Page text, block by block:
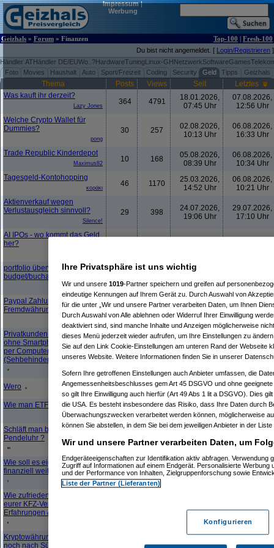
Impressum|
Werbung
Geizhals » Forum » Finanzen Top-100 | Fresh-100
Du bist nicht angemeldet. [ Login/Registrieren ]
Händler ATHändler DE/EUWo..?HardwareTuningLinux-GHNetzwerkSoftwareGames
Foto
Movies Haushalt Auto Sport/Freizeit Coding Security Geld Tipps Geizhals
Thema Posts Views Seit
Letztes
Was kauft ihr derzeit?
Lazy Jones 364 4791
18.01.2026,
07:45 Uhr
07.08.2026,
12:56 Uhr
Welche Crypto Wallet für
Dummies?
pong
30 257
02.08.2026,
10:13 Uhr
06.08.2026,
16:33 Uhr
Trade Republic Kinderdepot
Maximus82 10 168
05.08.2026,
08:39 Uhr
06.08.2026,
10:34 Uhr
Tagesgeld-Kontohopping
κοράκι 46 1170
25.03.2026,
14:52 Uhr
06.08.2026,
10:21 Uhr
Aktienverkauf wegen
Verlustausgleich sinnvoll?
Silence!
29 398
24.07.2026,
19:06 Uhr
29.07.2026,
17:10 Uhr
AI IPOs - wo kommt das Geld
her?
portfolio überwachen +
budget/buchaltung
redfly
09.07.2026,
22:50 Uhr
13:01 Uhr
Paypal Zahlung in
Fremdwährung empfangen
12
23.06.2026,
14:14 Uhr
10.07.2026,
21:48 Uhr
Privatkunden Onlinebanking
ohne Smartphone App, nur
per Computer?
(Sehbehinderung)
41 1188
08.04.2026,
19:31 Uhr
10.07.2026,
21:43 Uhr
Wero my_nick_name 61 1814
16.09.2025,
20:31 Uhr
10.07.2026,
21:33 Uhr
Wie man ETFs ausnimmt
kaufinator1 176 2560
22.05.2026,
08:26 Uhr
08.07.2026,
10:00 Uhr
Schläft man bei CC in der
Pendeluhr ?
26 572
09:18 Uhr
08:16 Uhr
Wie soll es eigentlich
finanziell weitergehen?
novate
91 1167
05.06.2026,
22:08 Uhr
17.06.2026,
19:02 Uhr
Wie zufrieden seid ihr mit
eurer KFZ-Versicherung?
Erfahrungen & Tipps
Kryptowährungen es geht nur
noch nach Süden
05.06.2026,
11.06.2026,
Ihre Privatsphäre ist uns wichtig
Wir und unsere 1019-Partner speichern und greifen auf
eindeutige Kennungen auf Ihrem Gerät zu. Durch Auswahl von
für die unter „Wir und unsere Partner verarbeiten Daten, um Ihnen
Durch Auswahl von Alle ablehnen oder Widerruf Ihrer Einwilligung
deaktiviert sind, sind manche Inhalte und Anzeigen möglicherweise
dieses Menü jederzeit wieder aufrufen, um Ihre Einstellungen zu
Sie auf den Link Cookie-Einstellungen am unteren Rand der Webseite
unseres Website. Weitere Informationen finden Sie in unserer
Sofern Ihre getroffenen Einstellungen auch Anbieter umfassen, die
Angemessenheitsbeschlusses gem Art 45 DSGVO und ohne
so gilt Ihre Einwilligung auch hierfür (Art 49 Abs 1 lit a DSGVO). Dies
die USA. Es besteht insbesondere das Risiko, dass Ihre Daten durch
Überwachungszwecken verarbeitet werden können, möglicherweise
können Sie abstellen, in dem Sie bei dem jeweiligen Anbieter in der
Wir und unsere Partner verarbeiten Daten, um
Endgeräteeigenschaften zur Identifikation aktiv abfragen. Verwendung
Zugriff auf Informationen auf einem Endgerät. Personalisierte Werbung
und der Performance von Inhalten, Zielgruppenforschung sowie
Liste der Partner (Lieferanten)
Konfigurieren